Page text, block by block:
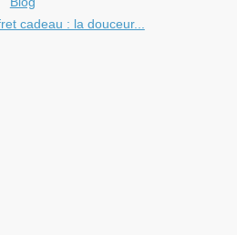
cadeau : la douceur...